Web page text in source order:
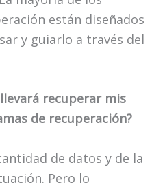
están diseñados
y guiarlo a través del
recuperar mis
de recuperación?
de datos y de la
Pero lo